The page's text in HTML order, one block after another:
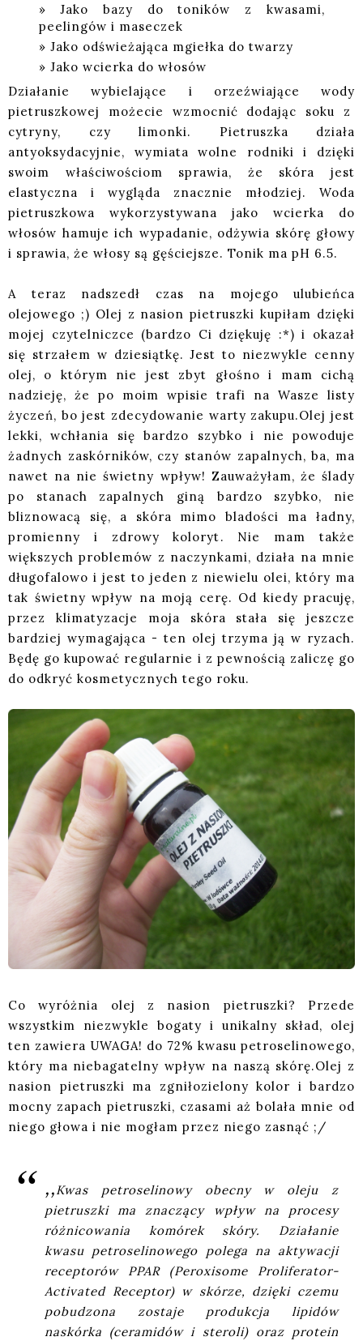
Jako bazy do toników z kwasami,
peelingów i maseczek
Jako odświeżająca mgiełka do twarzy
Jako wcierka do włosów
Działanie wybielające i orzeźwiające wody
pietruszkowej możecie wzmocnić dodając soku z
cytryny, czy limonki. Pietruszka działa
antyoksydacyjnie, wymiata wolne rodniki i dzięki
swoim właściwościom sprawia, że skóra jest
elastyczna i wygląda znacznie młodziej. Woda
pietruszkowa wykorzystywana jako wcierka do
włosów hamuje ich wypadanie, odżywia skórę głowy
i sprawia, że włosy są gęściejsze. Tonik ma pH 6.5.
A teraz nadszedł czas na mojego ulubieńca
olejowego ;) Olej z nasion pietruszki kupiłam dzięki
mojej czytelniczce (bardzo Ci dziękuję :*) i okazał
się strzałem w dziesiątkę. Jest to niezwykle cenny
olej, o którym nie jest zbyt głośno i mam cichą
nadzieję, że po moim wpisie trafi na Wasze listy
życzeń, bo jest zdecydowanie warty zakupu.Olej jest
lekki, wchłania się bardzo szybko i nie powoduje
żadnych zaskórników, czy stanów zapalnych, ba, ma
nawet na nie świetny wpływ! Zauważyłam, że ślady
po stanach zapalnych giną bardzo szybko, nie
bliznowacą się, a skóra mimo bladości ma ładny,
promienny i zdrowy koloryt. Nie mam także
większych problemów z naczynkami, działa na mnie
długofalowo i jest to jeden z niewielu olei, który ma
tak świetny wpływ na moją cerę. Od kiedy pracuję,
przez klimatyzacje moja skóra stała się jeszcze
bardziej wymagająca - ten olej trzyma ją w ryzach.
Będę go kupować regularnie i z pewnością zaliczę go
do odkryć kosmetycznych tego roku.
Co wyróżnia olej z nasion pietruszki? Przede
wszystkim niezwykle bogaty i unikalny skład, olej
ten zawiera UWAGA! do 72% kwasu petroselinowego,
który ma niebagatelny wpływ na naszą skórę.Olej z
nasion pietruszki ma zgniłozielony kolor i bardzo
mocny zapach pietruszki, czasami aż bolała mnie od
niego głowa i nie mogłam przez niego zasnąć ;/
,,Kwas petroselinowy obecny w oleju z
pietruszki ma znaczący wpływ na procesy
różnicowania komórek skóry. Działanie
kwasu petroselinowego polega na aktywacji
receptorów PPAR (Peroxisome Proliferator-
Activated Receptor) w skórze, dzięki czemu
pobudzona zostaje produkcja lipidów
naskórka (ceramidów i steroli) oraz protein